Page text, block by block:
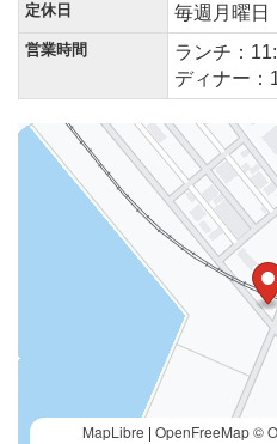
定休日 毎週月曜日
営業時間 ランチ：
ディナー：
MapLibre | OpenFreeMap ©